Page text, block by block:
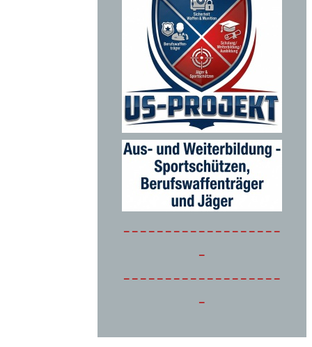
-------------------
-
-------------------
-